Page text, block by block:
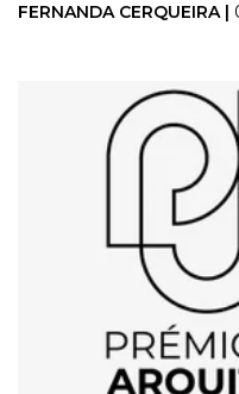
FERNANDA CERQUEIRA |